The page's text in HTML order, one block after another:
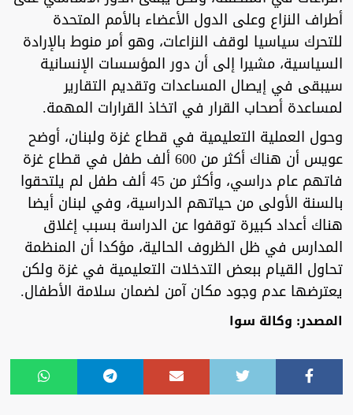
أطراف النزاع وعلى الدول الأعضاء بالأمم المتحدة
للتحرك سياسيا لوقف النزاعات، وهو أمر منوط بالإرادة
السياسية، مشيرا إلى أن دور المؤسسات الإنسانية
سيبقى في إيصال المساعدات وتقديم التقارير
لمساعدة أصحاب القرار في اتخاذ القرارات المهمة.
وحول العملية التعليمية في قطاع غزة ولبنان، أوضح
عويس أن هناك أكثر من 600 ألف طفل في قطاع غزة
فاتهم عام دراسي، وأكثر من 45 ألف طفل لم يلتحقوا
بالسنة الأولى من حياتهم الدراسية، وفي لبنان أيضا
هناك أعداد كبيرة توقفوا عن الدراسة بسبب إغلاق
المدارس في ظل الظروف الحالية، مؤكدا أن المنظمة
تحاول القيام ببعض التدخلات التعليمية في غزة ولكن
يعترضها عدم وجود مكان آمن لضمان سلامة الأطفال.
المصدر: وكالة سوا